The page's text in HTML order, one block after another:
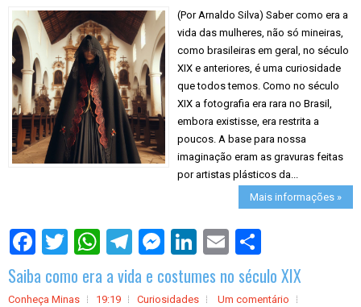
(Por Arnaldo Silva) Saber como era a
vida das mulheres, não só mineiras,
como brasileiras em geral, no século
XIX e anteriores, é uma curiosidade
que todos temos. Como no século
XIX a fotografia era rara no Brasil,
embora existisse, era restrita a
poucos. A base para nossa
imaginação eram as gravuras feitas
por artistas plásticos da...
Mais informações »
r
e
Saiba como era a vida e costumes no século XIX
Conheça Minas 19:19 Curiosidades
Um comentário